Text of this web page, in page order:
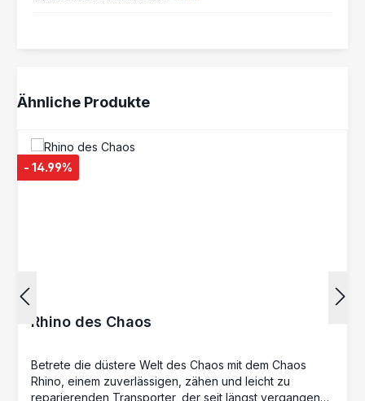
Produktgalerie überspringen
Ähnliche Produkte
- 14.99%
Rhino des Chaos
Betrete die düstere Welt des Chaos mit dem Chaos
Rhino, einem zuverlässigen, zähen und leicht zu
reparierenden Transporter, der seit längst vergangenen